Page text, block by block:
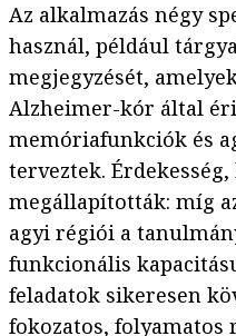
Az alkalmazás négy
használ, például
megjegyzését,
Alzheimer-kór által
memóriafunkciók és
terveztek.
megállapították: míg
agyi régiói a
funkcionális
feladatok sikeresen
fokozatos, folyamatos